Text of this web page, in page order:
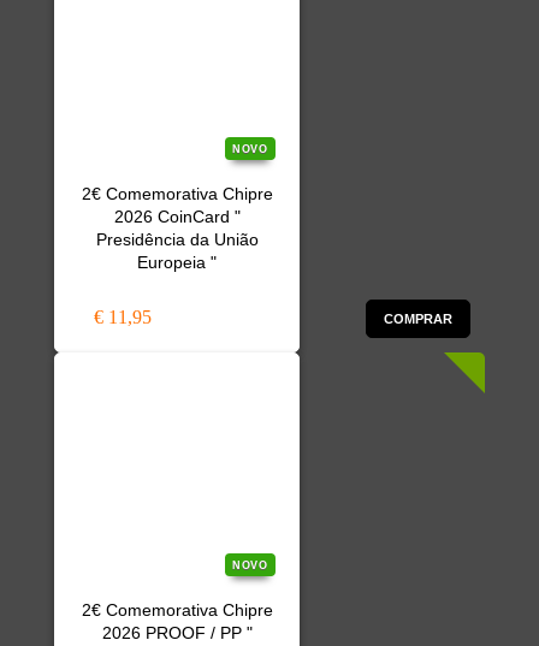
NOVO
2€ Comemorativa Chipre
2026 CoinCard "
Presidência da União
Europeia "
€ 11,95 COMPRAR
NOVO
2€ Comemorativa Chipre
2026 PROOF / PP "